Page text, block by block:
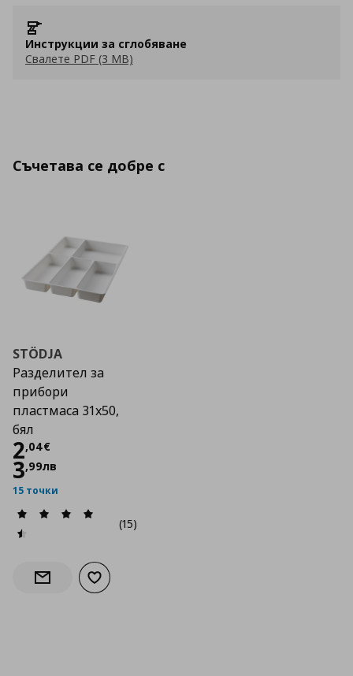
Инструкции за сглобяване
Свалете PDF (3 MB)
Съчетава се добре с
STÖDJA
Разделител за
прибори
пластмаса 31х50,
бял
2,04€
Цена
3,99лв
15 точки
(15)
Информирай ме за наличност
Добави към списъка с любими